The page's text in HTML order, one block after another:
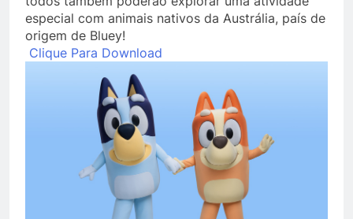
especial com animais nativos da Austrália, país de
origem de Bluey!
Clique Para Download